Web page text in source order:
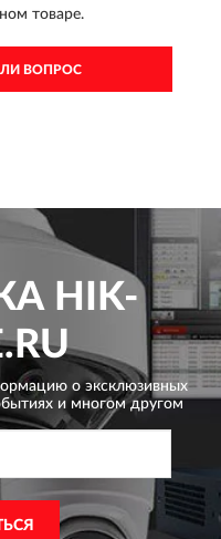
товаре.
ВОПРОС
HIK-
о эксклюзивных
и многом другом